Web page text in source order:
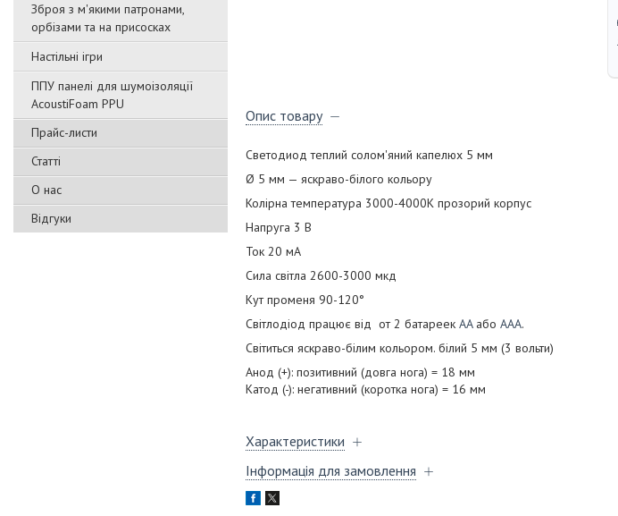
Зброя з м'якими патронами,
орбізами та на присосках
Настільні ігри
ППУ панелі для шумоізоляції
AcoustiFoam PPU
Прайс-листи
Статті
О нас
Відгуки
Опис товару
Светодиод теплий солом'яний капелюх 5 мм
Ø 5 мм — яскраво-білого кольору
Колірна температура 3000-4000К прозорий корпус
Напруга 3 В
Ток 20 мА
Сила світла 2600-3000 мкд
Кут променя 90-120°
Світлодіод працює від от 2 батареек AAабо AAA.
Світиться яскраво-білим кольором. білий 5 мм (3 вольти)
Анод (+): позитивний (довга нога) = 18 мм
Катод (-): негативний (коротка нога) = 16 мм
Характеристики
Інформація для замовлення